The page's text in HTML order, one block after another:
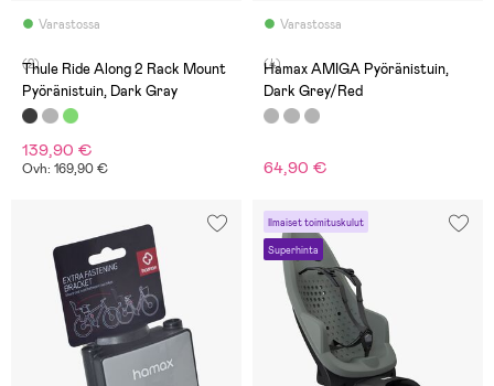
Varastossa
(2)
Thule Ride Along 2 Rack Mount
Pyöränistuin, Dark Gray
139,90 €
Ovh: 169,90 €
Varastossa
(4)
Hamax AMIGA Pyöränistuin,
Dark Grey/Red
64,90 €
Ilmaiset toimituskulut
Superhinta